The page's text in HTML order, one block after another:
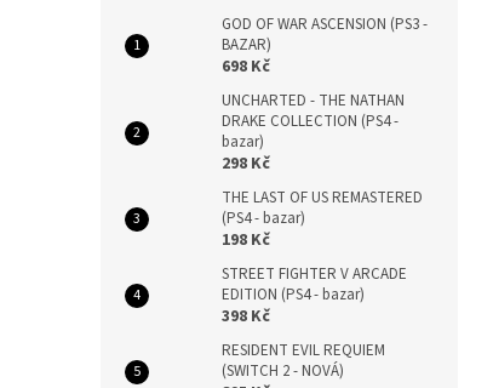
GOD OF WAR ASCENSION (PS3 -
BAZAR)
698 Kč
UNCHARTED - THE NATHAN
DRAKE COLLECTION (PS4 -
bazar)
298 Kč
THE LAST OF US REMASTERED
(PS4 - bazar)
198 Kč
STREET FIGHTER V ARCADE
EDITION (PS4 - bazar)
398 Kč
RESIDENT EVIL REQUIEM
(SWITCH 2 - NOVÁ)